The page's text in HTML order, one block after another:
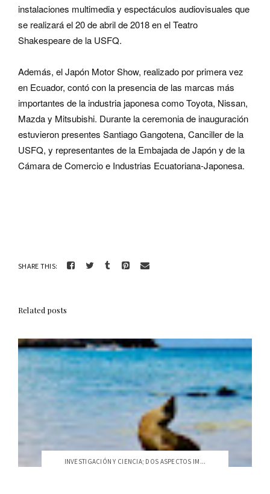
instalaciones multimedia y espectáculos audiovisuales que
se realizará el 20 de abril de 2018 en el Teatro
Shakespeare de la USFQ.
Además, el Japón Motor Show, realizado por primera vez
en Ecuador, contó con la presencia de las marcas más
importantes de la industria japonesa como Toyota, Nissan,
Mazda y Mitsubishi. Durante la ceremonia de inauguración
estuvieron presentes Santiago Gangotena, Canciller de la
USFQ, y representantes de la Embajada de Japón y de la
Cámara de Comercio e Industrias Ecuatoriana-Japonesa.
SHARE THIS:
Related posts
INVESTIGACIÓN Y CIENCIA; DOS ASPECTOS IM...